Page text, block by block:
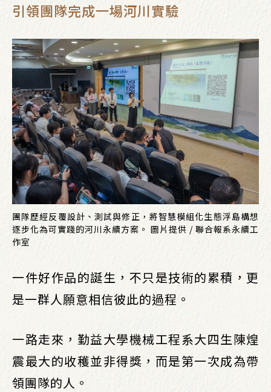
引領團隊完成一場河川實驗
團隊歷經反覆設計、測試與修正，將智慧模組化生態浮島構想
逐步化為可實踐的河川永續方案。 圖片提供 / 聯合報系永續工
作室
一件好作品的誕生，不只是技術的累積，更
是一群人願意相信彼此的過程。
一路走來，勤益大學機械工程系大四生陳煌
震最大的收穫並非得獎，而是第一次成為帶
領團隊的人。